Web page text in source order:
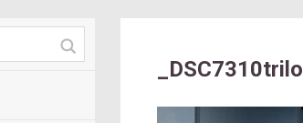
_DSC7310trilo